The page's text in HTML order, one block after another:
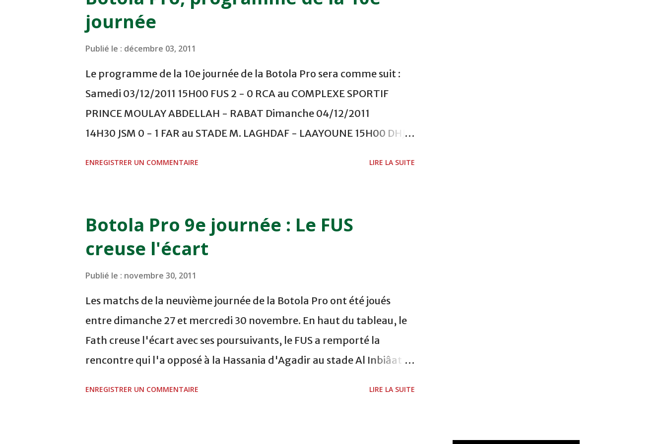
journée
Publié le : décembre 03, 2011
Le programme de la 10e journée de la Botola Pro sera comme suit :
Samedi 03/12/2011 15H00 FUS 2 - 0 RCA au COMPLEXE SPORTIF
PRINCE MOULAY ABDELLAH - RABAT Dimanche 04/12/2011
14H30 JSM 0 - 1 FAR au STADE M. LAGHDAF - LAAYOUNE 15H00 DHJ 0
COMPLEXE SPORTIF DE FES - FES WAC - MAS Reporté pour cause de
finale de la coupe de la CAF COMPLEXE SPORTIF MOHAMMED
VCASABLANCA
ENREGISTRER UN COMMENTAIRE LIRE LA SUITE
Botola Pro 9e journée : Le FUS
creuse l'écart
Publié le : novembre 30, 2011
Les matchs de la neuvième journée de la Botola Pro ont été joués
entre dimanche 27 et mercredi 30 novembre. En haut du tableau, le
Fath creuse l'écart avec ses poursuivants, le FUS a remporté la
rencontre qui l'a opposé à la Hassania d'Agadir au stade Al Inbiâat
ENREGISTRER UN COMMENTAIRE LIRE LA SUITE